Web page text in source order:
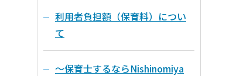
利用者負担額（保育料）につい
て
～保育士するならNishinomiya